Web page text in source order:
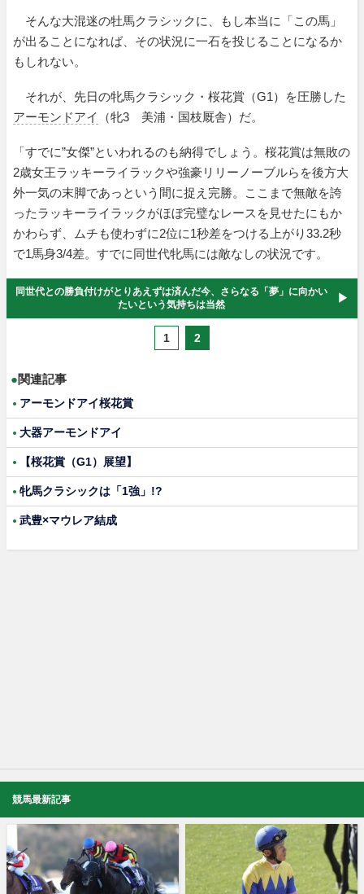
そんな大混迷の牡馬クラシックに、もし本当に「この馬」
が出ることになれば、その状況に一石を投じることになるか
もしれない。
それが、先日の牝馬クラシック・桜花賞（G1）を圧勝した
アーモンドアイ
（牝3 美浦・国枝厩舎）だ。
「すでに”女傑”といわれるのも納得でしょう。桜花賞は無敗の
2歳女王ラッキーライラックや強豪リリーノーブルらを後方大
外一気の末脚であっという間に捉え完勝。ここまで無敵を誇
ったラッキーライラックがほぼ完璧なレースを見せたにもか
かわらず、ムチも使わずに2位に1秒差をつける上がり33.2秒
で1馬身3/4差。すでに同世代牝馬には敵なしの状況です。
同世代との勝負付けがとりあえずは済んだ今、さらなる「夢」に向かい
たいという気持ちは当然
1 2
●関連記事
アーモンドアイ桜花賞
大器アーモンドアイ
【桜花賞（G1）展望】
牝馬クラシックは「1強」!?
武豊×マウレア結成
競馬最新記事